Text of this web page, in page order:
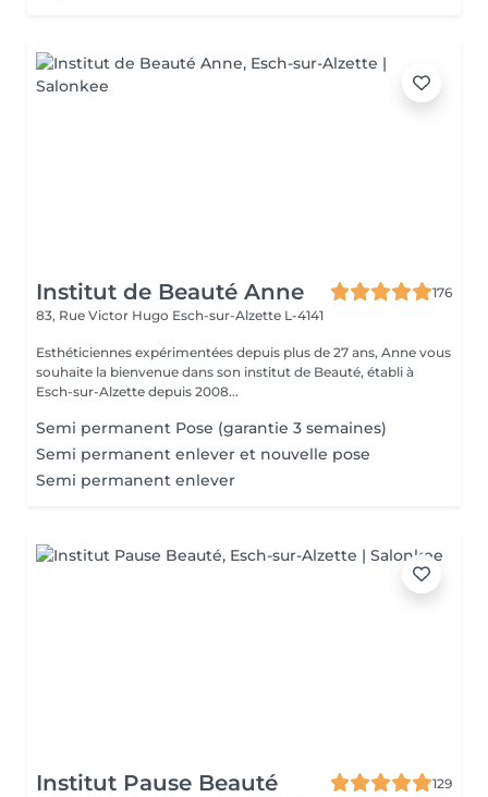
Institut de Beauté Anne
176
83, Rue Victor Hugo Esch-sur-Alzette L-4141
Esthéticiennes expérimentées depuis plus de 27 ans, Anne vous
souhaite la bienvenue dans son institut de Beauté, établi à
Esch-sur-Alzette depuis 2008...
Semi permanent Pose (garantie 3 semaines)
Semi permanent enlever et nouvelle pose
Semi permanent enlever
Institut Pause Beauté
129